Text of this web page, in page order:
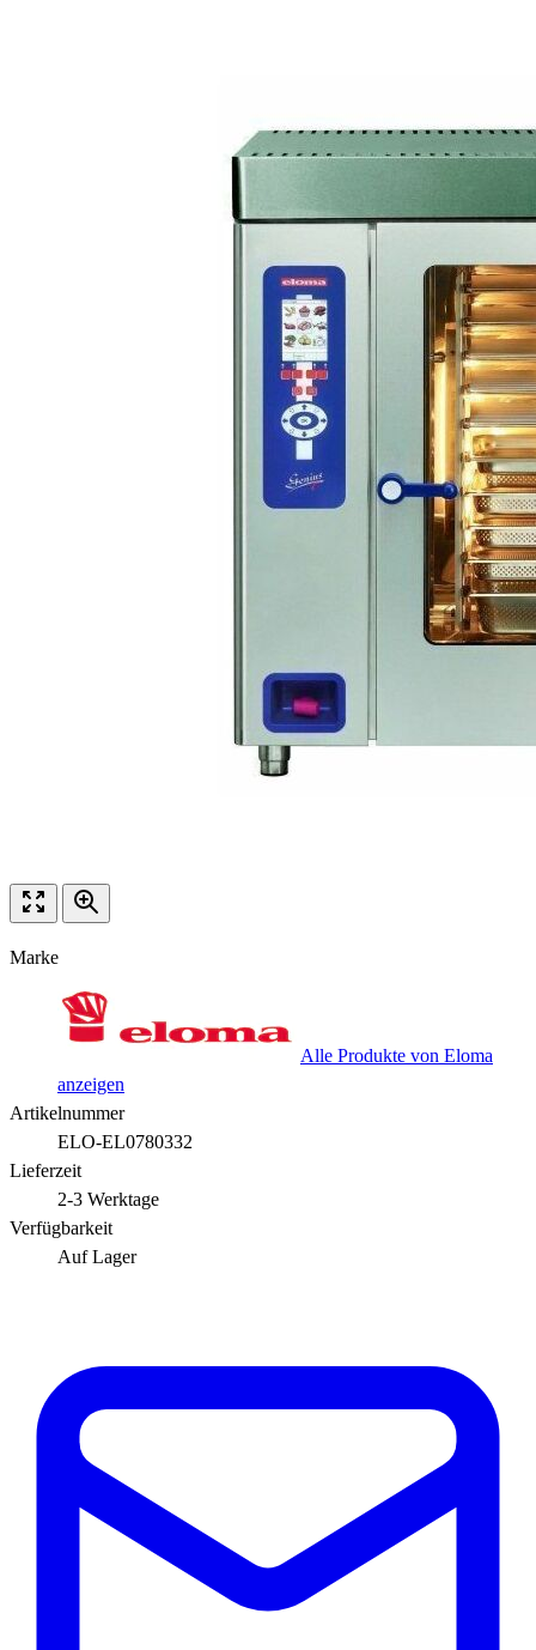
Marke
Alle Produkte von Eloma
anzeigen
Artikelnummer
ELO-EL0780332
Lieferzeit
2-3 Werktage
Verfügbarkeit
Auf Lager